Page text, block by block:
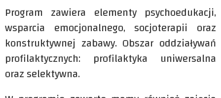
Program zawiera elementy psychoedukacji,
wsparcia emocjonalnego, socjoterapii oraz
konstruktywnej zabawy. Obszar oddziaływań
profilaktycznych: profilaktyka uniwersalna
oraz selektywna.